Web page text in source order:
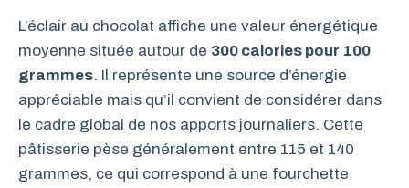
L’éclair au chocolat affiche une valeur énergétique
moyenne située autour de 300 calories pour 100
grammes. Il représente une source d’énergie
appréciable mais qu’il convient de considérer dans
le cadre global de nos apports journaliers. Cette
pâtisserie pèse généralement entre 115 et 140
grammes, ce qui correspond à une fourchette